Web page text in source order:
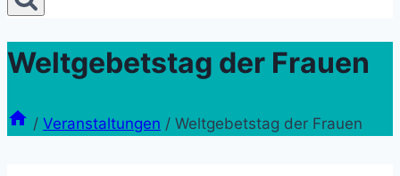
Weltgebetstag der Frauen
/ Veranstaltungen / Weltgebetstag der Frauen